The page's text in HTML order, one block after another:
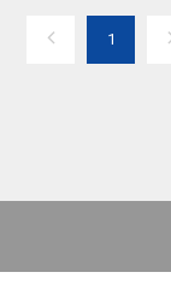
1